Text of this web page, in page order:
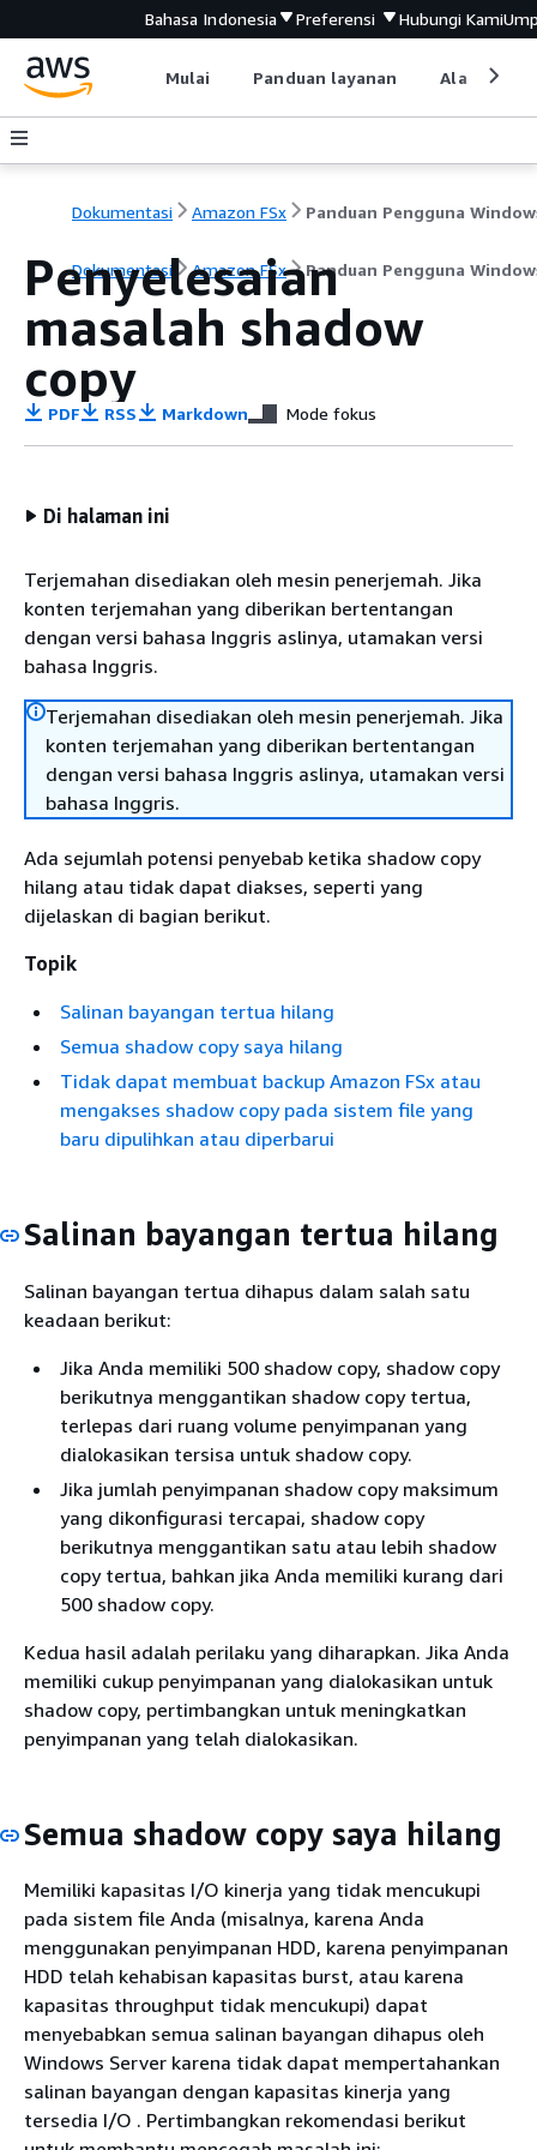
Bahasa Indonesia Preferensi Hubungi Kami
Mulai Panduan layanan Alat
Dokumentasi Amazon FSx Panduan Pengguna
Dokumentasi Amazon FSx Panduan Pengguna
Penyelesaian
masalah shadow
copy
PDF RSS Markdown Mode fokus
Di halaman ini
Terjemahan disediakan oleh mesin penerjemah. Jika
konten terjemahan yang diberikan bertentangan
dengan versi bahasa Inggris aslinya, utamakan versi
bahasa Inggris.
Terjemahan disediakan oleh mesin penerjemah. Jika
konten terjemahan yang diberikan bertentangan
dengan versi bahasa Inggris aslinya, utamakan versi
bahasa Inggris.
Ada sejumlah potensi penyebab ketika shadow copy
hilang atau tidak dapat diakses, seperti yang
dijelaskan di bagian berikut.
Topik
Salinan bayangan tertua hilang
Semua shadow copy saya hilang
Tidak dapat membuat backup Amazon FSx atau
mengakses shadow copy pada sistem file yang
baru dipulihkan atau diperbarui
Salinan bayangan tertua hilang
Salinan bayangan tertua dihapus dalam salah satu
keadaan berikut:
Jika Anda memiliki 500 shadow copy, shadow copy
berikutnya menggantikan shadow copy tertua,
terlepas dari ruang volume penyimpanan yang
dialokasikan tersisa untuk shadow copy.
Jika jumlah penyimpanan shadow copy maksimum
yang dikonfigurasi tercapai, shadow copy
berikutnya menggantikan satu atau lebih shadow
copy tertua, bahkan jika Anda memiliki kurang dari
500 shadow copy.
Kedua hasil adalah perilaku yang diharapkan. Jika Anda
memiliki cukup penyimpanan yang dialokasikan untuk
shadow copy, pertimbangkan untuk meningkatkan
penyimpanan yang telah dialokasikan.
Semua shadow copy saya hilang
Memiliki kapasitas I/O kinerja yang tidak mencukupi
pada sistem file Anda (misalnya, karena Anda
menggunakan penyimpanan HDD, karena penyimpanan
HDD telah kehabisan kapasitas burst, atau karena
kapasitas throughput tidak mencukupi) dapat
menyebabkan semua salinan bayangan dihapus oleh
Windows Server karena tidak dapat mempertahankan
salinan bayangan dengan kapasitas kinerja yang
tersedia I/O . Pertimbangkan rekomendasi berikut